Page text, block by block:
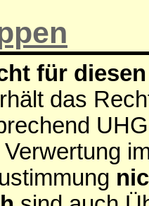
für
das